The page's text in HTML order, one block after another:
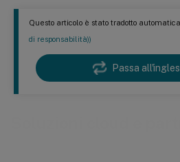
Questo articolo è stato tradotto
di responsabilità))
Passa